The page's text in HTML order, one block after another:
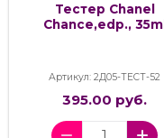
Тестер Chanel
Chance,edp., 35ml
Артикул: 2Д05-ТЕСТ-52
395.00 руб.